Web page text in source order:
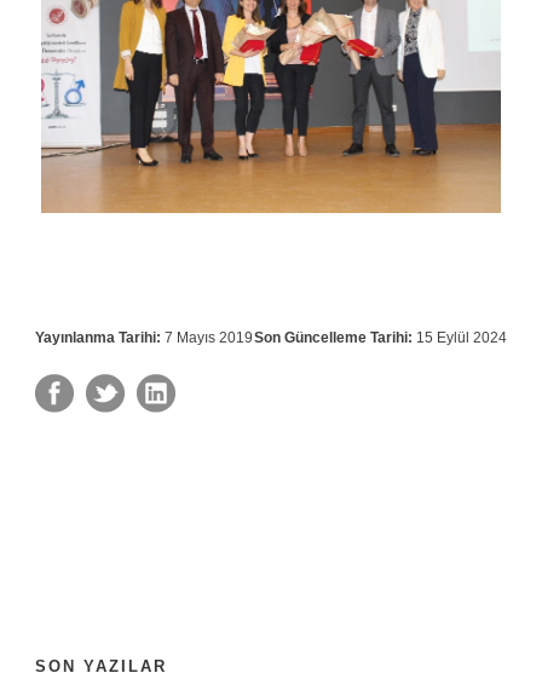
Yayınlanma Tarihi: 7 Mayıs 2019Son Güncelleme Tarihi: 15 Eylül 2024
SON YAZILAR